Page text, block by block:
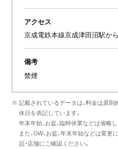
アクセス
京成電鉄本線京成津田沼駅か
備考
禁煙
※ 記載されているデータは、料金は原則
休日を表記しています。
年末年始、お盆、臨時休業などは省略
また、GW、お盆、年末年始などは変
設・店舗にご確認ください。